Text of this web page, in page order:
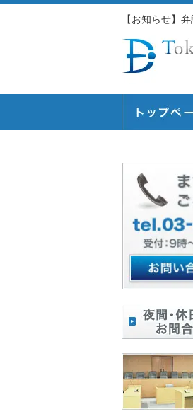
【お知らせ】